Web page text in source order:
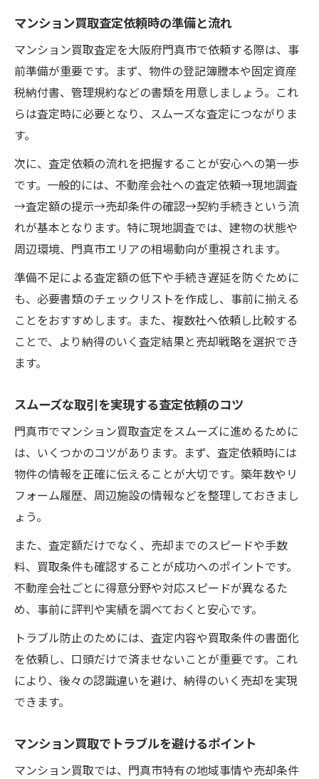
マンション買取査定依頼時の準備と流れ
マンション買取査定を大阪府門真市で依頼する際は、事
前準備が重要です。まず、物件の登記簿謄本や固定資産
税納付書、管理規約などの書類を用意しましょう。これ
らは査定時に必要となり、スムーズな査定につながりま
す。
次に、査定依頼の流れを把握することが安心への第一歩
です。一般的には、不動産会社への査定依頼→現地調査
→査定額の提示→売却条件の確認→契約手続きという流
れが基本となります。特に現地調査では、建物の状態や
周辺環境、門真市エリアの相場動向が重視されます。
準備不足による査定額の低下や手続き遅延を防ぐために
も、必要書類のチェックリストを作成し、事前に揃える
ことをおすすめします。また、複数社へ依頼し比較する
ことで、より納得のいく査定結果と売却戦略を選択でき
ます。
スムーズな取引を実現する査定依頼のコツ
門真市でマンション買取査定をスムーズに進めるために
は、いくつかのコツがあります。まず、査定依頼時には
物件の情報を正確に伝えることが大切です。築年数やリ
フォーム履歴、周辺施設の情報などを整理しておきまし
ょう。
また、査定額だけでなく、売却までのスピードや手数
料、買取条件も確認することが成功へのポイントです。
不動産会社ごとに得意分野や対応スピードが異なるた
め、事前に評判や実績を調べておくと安心です。
トラブル防止のためには、査定内容や買取条件の書面化
を依頼し、口頭だけで済ませないことが重要です。これ
により、後々の認識違いを避け、納得のいく売却を実現
できます。
マンション買取でトラブルを避けるポイント
マンション買取では、門真市特有の地域事情や売却条件